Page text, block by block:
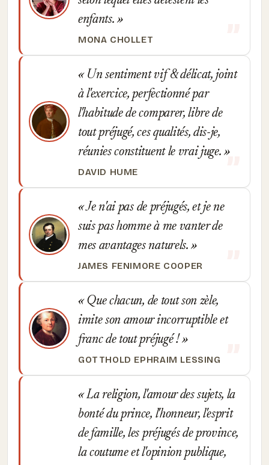
enfants.
MONA CHOLLET
Un sentiment vif & délicat, joint
à l'exercice, perfectionné par
l'habitude de comparer, libre de
tout préjugé, ces qualités, dis-je,
réunies constituent le vrai juge.
DAVID HUME
Je n'ai pas de préjugés, et je ne
suis pas homme à me vanter de
mes avantages naturels.
JAMES FENIMORE COOPER
Que chacun, de tout son zèle,
imite son amour incorruptible et
franc de tout préjugé !
GOTTHOLD EPHRAIM LESSING
La religion, l'amour des sujets, la
bonté du prince, l'honneur, l'esprit
de famille, les préjugés de province,
la coutume et l'opinion publique,